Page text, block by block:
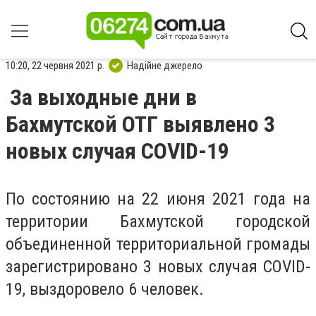
10:20, 22 червня 2021 р. Надійне джерело
За выходные дни в
Бахмутской ОТГ выявлено 3
новых случая СOVID-19
По состоянию на 22 июня 2021 года на
территории Бахмутской городской
объединенной территориальной громады
зарегистрировано 3 новых случая COVID-
19, выздоровело 6 человек.